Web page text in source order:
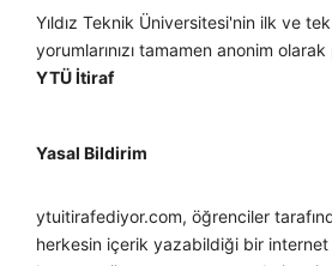
Yıldız Teknik Üniversitesi'nin ilk ve
yorumlarınızı tamamen anonim
YTÜ İtiraf
Yasal Bildirim
ytuitirafediyor.com, öğrenciler
herkesin içerik yazabildiği bir internet